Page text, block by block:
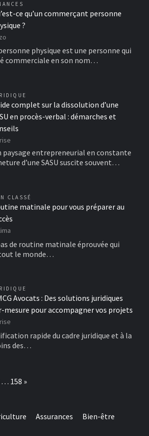
ce qu’un commerçant personne
?
physique est une personne qui
commerciale en son nom…
complet sur la dissolution d’une
en procès-verbal : démarches et
paysage entrepreneurial en constante
d’une SASU suscite souvent…
CLASSÉ
matinale pour vous préparer au
de routine matinale éprouvée qui
le monde…
Avocats : Des solutions juridiques
mesure pour accompagner vos projets
rapide du cadre juridique et à la
des…
… 158 Next
»
Assurances Bien-être